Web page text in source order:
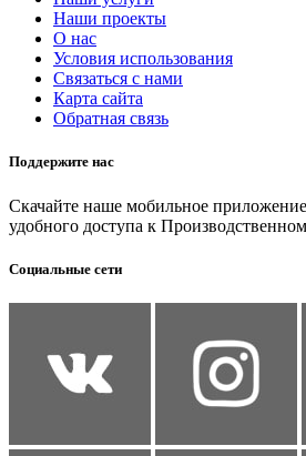
Наши проекты
О нас
Условия использования
Связаться с нами
Карта сайта
Обратная связь
Поддержите нас
Скачайте наше мобильное
удобного доступа к
Социальные сети